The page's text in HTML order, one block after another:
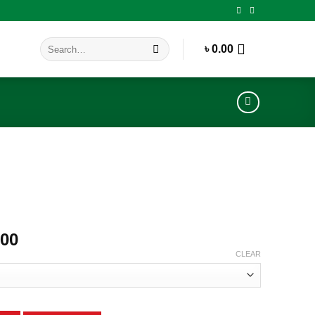
Search
for:
৳0.00
Price
through
৳ 2,980.00
CLEAR